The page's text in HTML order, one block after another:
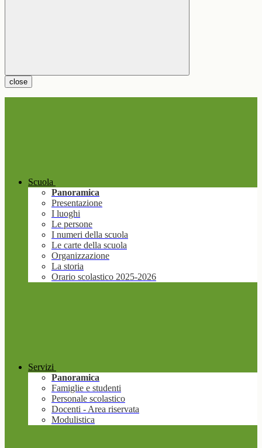
close
Scuola
Panoramica
Presentazione
I luoghi
Le persone
I numeri della scuola
Le carte della scuola
Organizzazione
La storia
Orario scolastico 2025-2026
Servizi
Panoramica
Famiglie e studenti
Personale scolastico
Docenti - Area riservata
Modulistica